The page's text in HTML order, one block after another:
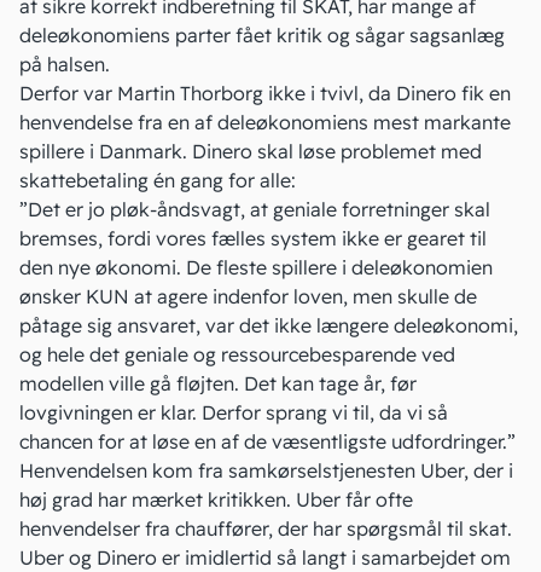
at sikre korrekt indberetning til SKAT, har mange af
deleøkonomiens parter fået kritik og sågar sagsanlæg
på halsen.
Derfor var Martin Thorborg ikke i tvivl, da Dinero fik en
henvendelse fra en af deleøkonomiens mest markante
spillere i Danmark. Dinero skal løse problemet med
skattebetaling én gang for alle:
”Det er jo pløk-åndsvagt, at geniale forretninger skal
bremses, fordi vores fælles system ikke er gearet til
den nye økonomi. De fleste spillere i deleøkonomien
ønsker KUN at agere indenfor loven, men skulle de
påtage sig ansvaret, var det ikke længere deleøkonomi,
og hele det geniale og ressourcebesparende ved
modellen ville gå fløjten. Det kan tage år, før
lovgivningen er klar. Derfor sprang vi til, da vi så
chancen for at løse en af de væsentligste udfordringer.”
Henvendelsen kom fra samkørselstjenesten Uber, der i
høj grad har mærket kritikken. Uber får ofte
henvendelser fra chauffører, der har spørgsmål til skat.
Uber og Dinero er imidlertid så langt i samarbejdet om